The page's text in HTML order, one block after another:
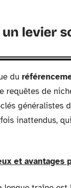
levier
du
requêtes de
généralistes
inattendus,
et avantages